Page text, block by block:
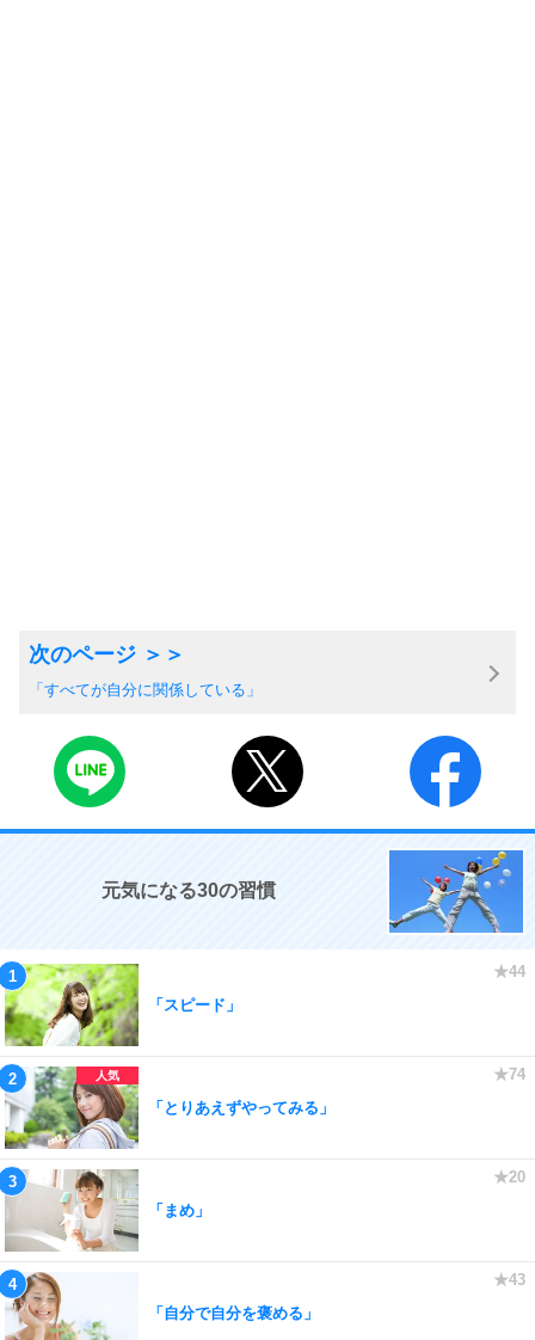
「すべてが自分に関係している」
元気になる30の習慣
「スピード」
「とりあえずやってみる」
「まめ」
「自分で自分を褒める」